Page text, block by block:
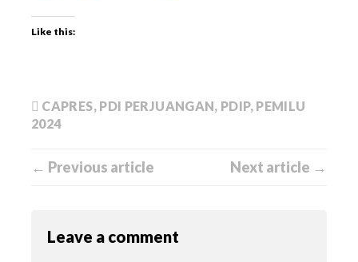
Like this:
CAPRES, PDI PERJUANGAN, PDIP, PEMILU
2024
← Previous article Next article →
Leave a comment